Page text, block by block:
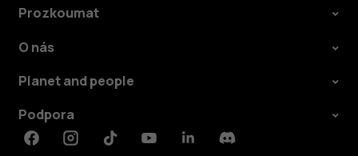
Prozkoumat
O nás
Planet and people
Podpora
FacebookInstagramTiktokYoutubeLinkedinDiscord